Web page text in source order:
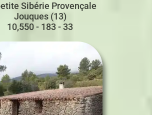
Sibérie Provençale
Jouques (13)
10,550 - 183 - 33